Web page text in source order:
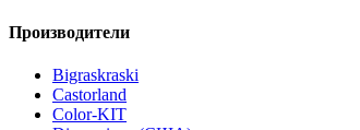
Производители
Bigraskraski
Castorland
Color-KIT